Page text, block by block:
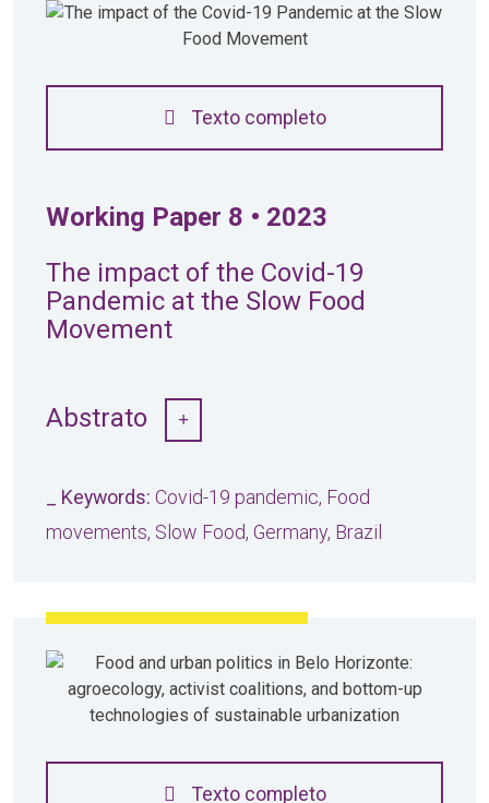
Texto completo
Working Paper 8 • 2023
The impact of the Covid-19
Pandemic at the Slow Food
Movement
Abstrato
_ Keywords: Covid-19 pandemic, Food
movements, Slow Food, Germany, Brazil
Texto completo